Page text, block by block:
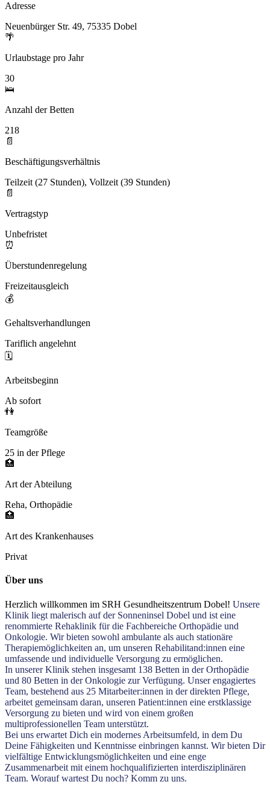
Adresse
Neuenbürger Str. 49, 75335 Dobel
🌴
Urlaubstage pro Jahr
30
🛌
Anzahl der Betten
218
📄
Beschäftigungsverhältnis
Teilzeit (27 Stunden), Vollzeit (39 Stunden)
📄
Vertragstyp
Unbefristet
⏰
Überstundenregelung
Freizeitausgleich
💰
Gehaltsverhandlungen
Tariflich angelehnt
🗓️
Arbeitsbeginn
Ab sofort
👫
Teamgröße
25 in der Pflege
🏥
Art der Abteilung
Reha, Orthopädie
🏥
Art des Krankenhauses
Privat
Über uns
Herzlich willkommen im SRH Gesundheitszentrum Dobel! Unsere
Klinik liegt malerisch auf der Sonneninsel Dobel und ist eine
renommierte Rehaklinik für die Fachbereiche Orthopädie und
Onkologie. Wir bieten sowohl ambulante als auch stationäre
Therapiemöglichkeiten an, um unseren Rehabilitand:innen eine
umfassende und individuelle Versorgung zu ermöglichen.
In unserer Klinik stehen insgesamt 138 Betten in der Orthopädie
und 80 Betten in der Onkologie zur Verfügung. Unser engagiertes
Team, bestehend aus 25 Mitarbeiter:innen in der direkten Pflege,
arbeitet gemeinsam daran, unseren Patient:innen eine erstklassige
Versorgung zu bieten und wird von einem großen
multiprofessionellen Team unterstützt.
Bei uns erwartet Dich ein modernes Arbeitsumfeld, in dem Du
Deine Fähigkeiten und Kenntnisse einbringen kannst. Wir bieten Dir
vielfältige Entwicklungsmöglichkeiten und eine enge
Zusammenarbeit mit einem hochqualifizierten interdisziplinären
Team. Worauf wartest Du noch? Komm zu uns.